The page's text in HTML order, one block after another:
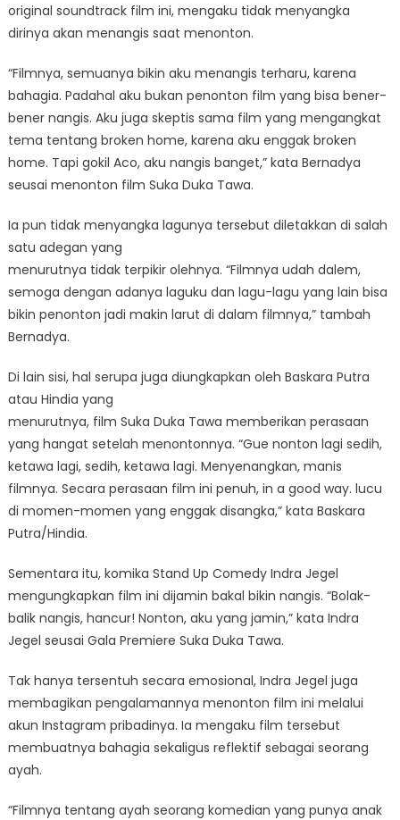
original soundtrack film ini, mengaku tidak menyangka
dirinya akan menangis saat menonton.
“Filmnya, semuanya bikin aku menangis terharu, karena
bahagia. Padahal aku bukan penonton film yang bisa bener-
bener nangis. Aku juga skeptis sama film yang mengangkat
tema tentang broken home, karena aku enggak broken
home. Tapi gokil Aco, aku nangis banget,” kata Bernadya
seusai menonton film Suka Duka Tawa.
Ia pun tidak menyangka lagunya tersebut diletakkan di salah
satu adegan yang
menurutnya tidak terpikir olehnya. “Filmnya udah dalem,
semoga dengan adanya laguku dan lagu-lagu yang lain bisa
bikin penonton jadi makin larut di dalam filmnya,” tambah
Bernadya.
Di lain sisi, hal serupa juga diungkapkan oleh Baskara Putra
atau Hindia yang
menurutnya, film Suka Duka Tawa memberikan perasaan
yang hangat setelah menontonnya. “Gue nonton lagi sedih,
ketawa lagi, sedih, ketawa lagi. Menyenangkan, manis
filmnya. Secara perasaan film ini penuh, in a good way. lucu
di momen-momen yang enggak disangka,” kata Baskara
Putra/Hindia.
Sementara itu, komika Stand Up Comedy Indra Jegel
mengungkapkan film ini dijamin bakal bikin nangis. “Bolak-
balik nangis, hancur! Nonton, aku yang jamin,” kata Indra
Jegel seusai Gala Premiere Suka Duka Tawa.
Tak hanya tersentuh secara emosional, Indra Jegel juga
membagikan pengalamannya menonton film ini melalui
akun Instagram pribadinya. Ia mengaku film tersebut
membuatnya bahagia sekaligus reflektif sebagai seorang
ayah.
“Filmnya tentang ayah seorang komedian yang punya anak